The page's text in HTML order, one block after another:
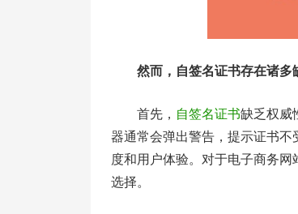
然而，自签名证书存在诸多
首先， 自签名证书缺乏权威
器通常会弹出警告，提示证书
度和用户体验。对于电子商务
选择。